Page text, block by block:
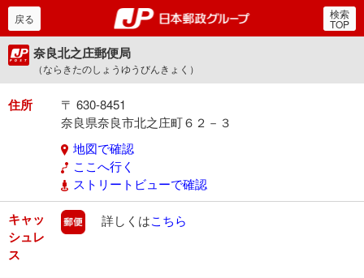
郵便局・日本郵政グルー
戻る 検索
TOP
奈良北之庄郵便局
（ならきたのしょうゆうびんきょく）
住所
〒 630-8451
奈良県奈良市北之庄町６２－３
地図で確認
ここへ行く
ストリートビューで確認
キャッ
シュレ
ス
郵便
詳しくはこちら